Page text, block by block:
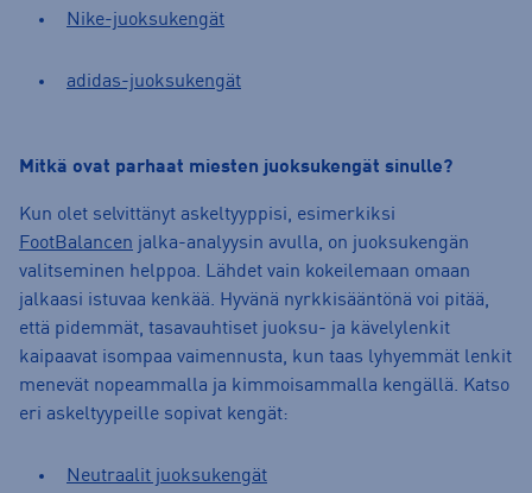
Nike-juoksukengät
adidas-juoksukengät
Mitkä ovat parhaat miesten juoksukengät sinulle?
Kun olet selvittänyt askeltyyppisi, esimerkiksi
FootBalancen jalka-analyysin avulla, on juoksukengän
valitseminen helppoa. Lähdet vain kokeilemaan omaan
jalkaasi istuvaa kenkää. Hyvänä nyrkkisääntönä voi pitää,
että pidemmät, tasavauhtiset juoksu- ja kävelylenkit
kaipaavat isompaa vaimennusta, kun taas lyhyemmät lenkit
menevät nopeammalla ja kimmoisammalla kengällä. Katso
eri askeltyypeille sopivat kengät:
Neutraalit juoksukengät